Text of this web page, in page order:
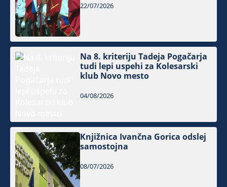
22/07/2026
Na 8. kriteriju Tadeja Pogačarja
tudi lepi uspehi za Kolesarski
klub Novo mesto
04/08/2026
Knjižnica Ivančna Gorica odslej
samostojna
08/07/2026